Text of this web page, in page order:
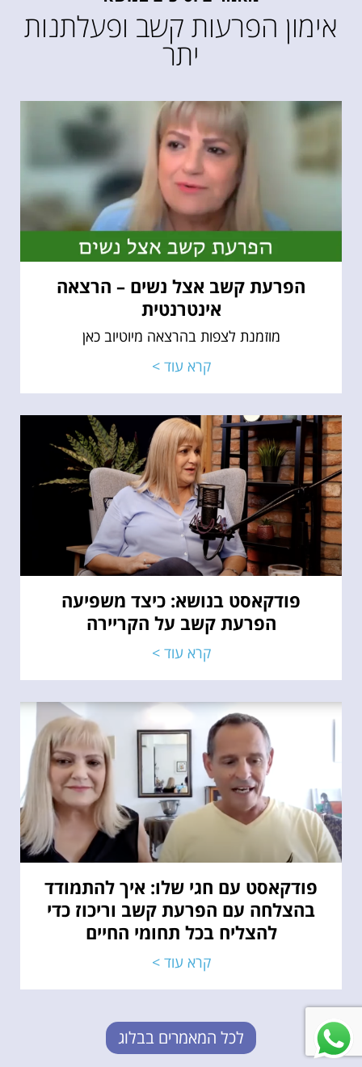
אימון הפרעות קשב ופעלתנות
יתר
הפרעת קשב אצל נשים – הרצאה
אינטרנטית
מוזמנת לצפות בהרצאה מיוטיוב כאן
קרא עוד >
פודקאסט בנושא: כיצד משפיעה
הפרעת קשב על הקריירה​
קרא עוד >
פודקאסט עם חגי שלו: איך להתמודד
בהצלחה עם הפרעת קשב וריכוז כדי
להצליח בכל תחומי החיים
קרא עוד >
לכל המאמרים בבלוג